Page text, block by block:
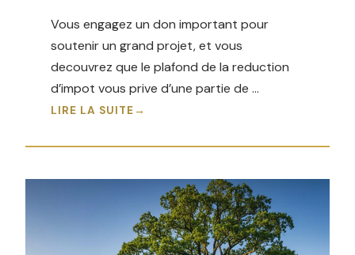
Vous engagez un don important pour
soutenir un grand projet, et vous
decouvrez que le plafond de la reduction
d’impot vous prive d’une partie de …
LIRE LA SUITE